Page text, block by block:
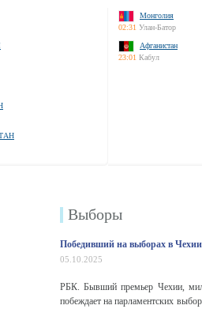
Монголия
02:31 Улан-Батор
Афганистан
23:01 Кабул
Выборы
Победивший на выборах в
05.10.2025
РБК. Бывший премьер Чехии,
побеждает на парламентских